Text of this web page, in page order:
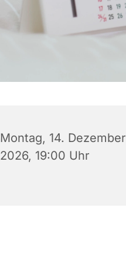
Montag, 14. Dezember
2026, 19:00 Uhr